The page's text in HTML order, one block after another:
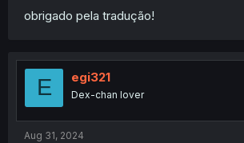
obrigado pela tradução!
E egi321
Dex-chan lover
Aug 31, 2024